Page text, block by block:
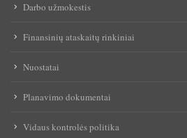
Darbo užmokestis
Finansinių ataskaitų rinkiniai
Nuostatai
Planavimo dokumentai
Vidaus kontrolės politika